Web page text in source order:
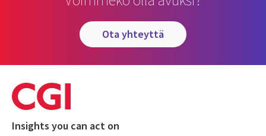
ota yhteyttä
Insights you can act on